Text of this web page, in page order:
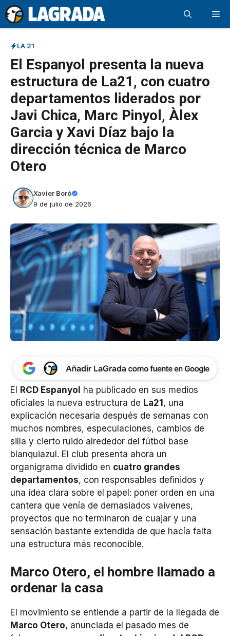
Saltar
al
contenido
LA 21
El Espanyol presenta la nueva
estructura de La21, con cuatro
departamentos liderados por
Javi Chica, Marc Pinyol, Àlex
Garcia y Xavi Díaz bajo la
dirección técnica de Marco
Otero
Xavier Boró
9 de julio de 2026
El RCD Espanyol
ha publicado en sus medios
oficiales la nueva estructura de La21 , una
explicación necesaria después de semanas con
muchos nombres, especulaciones, cambios de
silla y cierto ruido alrededor del fútbol base
blanquiazul. El club presenta ahora un
organigrama dividido en cuatro grandes
departamentos, con responsables definidos y
una idea clara sobre el papel: poner orden en una
cantera que venía de demasiados vaivenes,
proyectos que no terminaron de cuajar y una
sensación bastante extendida de que hacía falta
una estructura más reconocible.
Marco Otero, el hombre llamado a
ordenar la casa
El movimiento se entiende a partir de la llegada de
Marco Otero, anunciada el pasado mes de